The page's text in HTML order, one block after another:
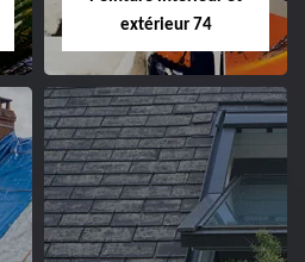
extérieur 74